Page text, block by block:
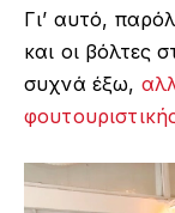
Γι’ αυτό,
και οι βόλτες
συχνά έξω,